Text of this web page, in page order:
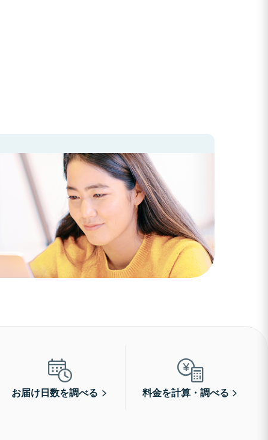
お届け日数を調べる 料金を計算・調べる